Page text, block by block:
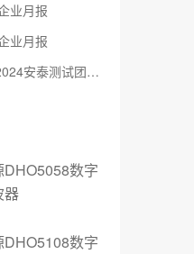
业月报
业月报
泰测试团建活动
DHO5058数字
器
DHO5108数字